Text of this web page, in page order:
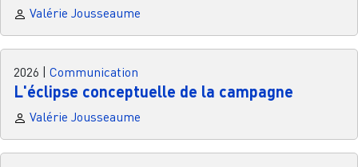
Valérie Jousseaume
2026 Communication
L'éclipse conceptuelle de la campagne
Valérie Jousseaume